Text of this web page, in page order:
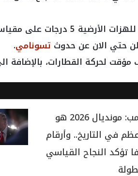
حتي الان عن حدوث تسونامي.
لحركة القطارات، بالإضافة
ترامب: مونديال 2026 هو
في التاريخ.. وأرقام
تؤكد النجاح القياسي